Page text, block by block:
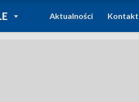
DO
REGIONY
Aktualności Kontakt